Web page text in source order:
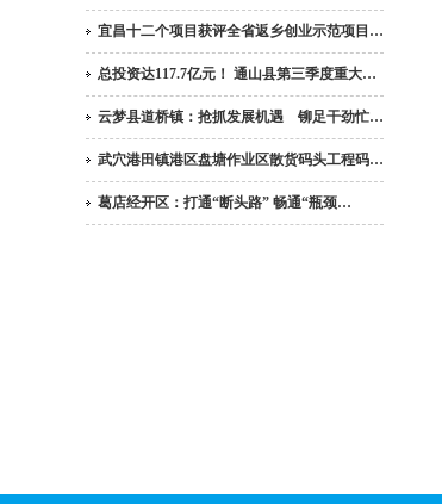
宜昌十二个项目获评全省返乡创业示范项目…
总投资达117.7亿元！ 通山县第三季度重大…
云梦县道桥镇：抢抓发展机遇 铆足干劲忙…
武穴港田镇港区盘塘作业区散货码头工程码…
葛店经开区：打通“断头路” 畅通“瓶颈…